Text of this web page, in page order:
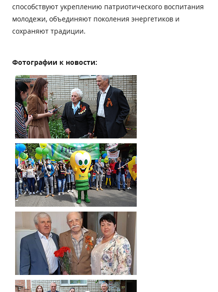
способствуют укреплению патриотического воспитания
молодежи, объединяют поколения энергетиков и
сохраняют традиции.
Фотографии к новости: